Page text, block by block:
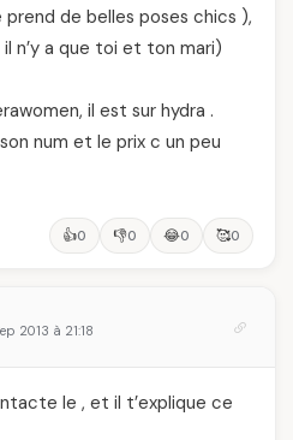
de belles poses chics ),
n’y a que toi et ton mari)
il est sur hydra .
num et le prix c un peu
👍0 👎0 😂0 🥰0
2013 à 21:18
le , et il t’explique ce